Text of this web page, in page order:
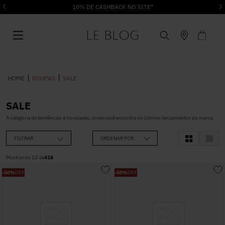
10% DE CASHBACK NO SITE*
ROUPAS SALE
SALE
A categoria de tendências e novidades, onde você encontra os últimos lançamentos da marca.
FILTRAR ORDENAR POR
Mostrando 12 de418
-50%OFF -50%OFF
1º Vestido
2º Roupas